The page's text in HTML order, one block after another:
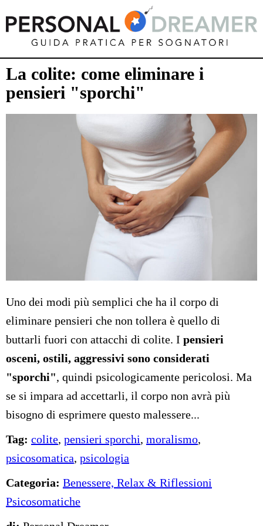
La colite: come eliminare i
pensieri "sporchi"
Uno dei modi più semplici che ha il corpo di
eliminare pensieri che non tollera è quello di
buttarli fuori con attacchi di colite. I pensieri
osceni, ostili, aggressivi sono considerati
"sporchi", quindi psicologicamente pericolosi. Ma
se si impara ad accettarli, il corpo non avrà più
bisogno di esprimere questo malessere...
Tag: colite, pensieri sporchi, moralismo,
psicosomatica, psicologia
Categoria: Benessere, Relax & Riflessioni
Psicosomatiche